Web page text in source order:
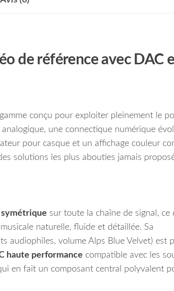
de référence avec DAC
conçu pour exploiter pleinement le
une connectique numérique
pour casque et un affichage couleur
solutions les plus abouties jamais
sur toute la chaîne de signal, ce
naturelle, fluide et détaillée. Sa
audiophiles, volume Alps Blue Velvet) est
haute performance compatible avec les
en fait un composant central polyvalent